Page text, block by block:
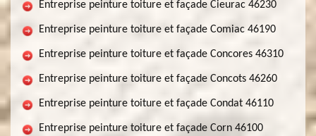
Entreprise peinture toiture et façade Cieurac 46230
Entreprise peinture toiture et façade Comiac 46190
Entreprise peinture toiture et façade Concores 46310
Entreprise peinture toiture et façade Concots 46260
Entreprise peinture toiture et façade Condat 46110
Entreprise peinture toiture et façade Corn 46100